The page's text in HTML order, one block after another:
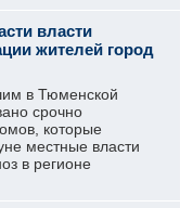
власти
жителей город
в Тюменской
срочно
которые
местные власти
в регионе